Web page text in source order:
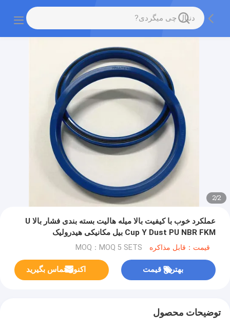
2
/
2
عملکرد خوب با کیفیت بالا میله هالیت بسته بندی فشار بالا U
Cup Y Dust PU NBR FKM بیل مکانیکی هیدرولیک
قیمت：قابل مذاکره MOQ：MOQ 5 SETS
بهترین قیمت اکنون تماس بگیرید
توضیحات محصول